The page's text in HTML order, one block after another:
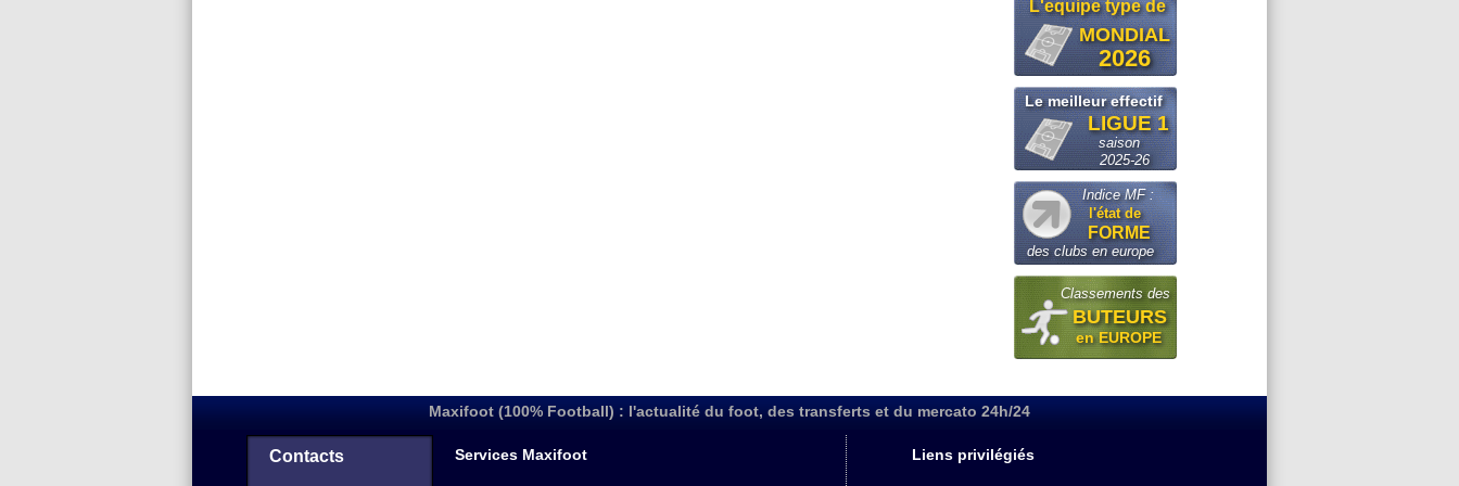
L'equipe type de
MONDIAL
2026
Le meilleur effectif
LIGUE 1
saison
2025-26
Indice MF :
l'état de
FORME
des clubs en europe
Classements des
BUTEURS
en EUROPE
Maxifoot (100% Football) : l'actualité du foot, des transferts et du mercato 24h/24
Contacts Services Maxifoot Liens privilégiés